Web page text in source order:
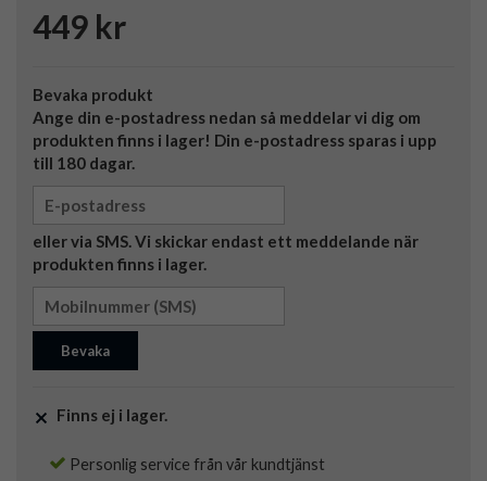
449 kr
Bevaka produkt
Ange din e-postadress nedan så meddelar vi dig om
produkten finns i lager! Din e-postadress sparas i upp
till 180 dagar.
eller via SMS. Vi skickar endast ett meddelande när
produkten finns i lager.
Bevaka
Finns ej i lager.
Personlig service från vår kundtjänst